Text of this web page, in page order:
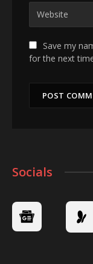
Save my
for the next
Socials